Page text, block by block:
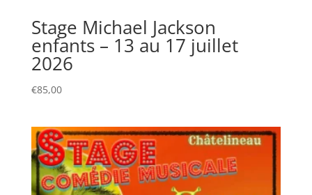
juillet
2026
Stage Michael Jackson
enfants – 13 au 17 juillet
2026
€85,00